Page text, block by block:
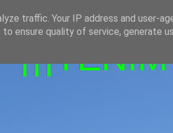
traffic. Your IP address and user-
ensure quality of service, generate